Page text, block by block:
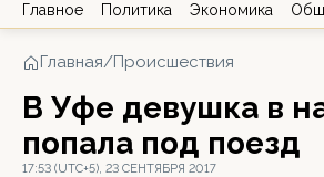
Главное Политика Экономика
Главная/Происшествия
В Уфе девушка в
попала под поезд
17:53 (UTC+5), 23 СЕНТЯБРЯ 2017